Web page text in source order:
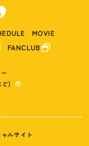
MOVIE
FANCLUB
ど)
ルサイト